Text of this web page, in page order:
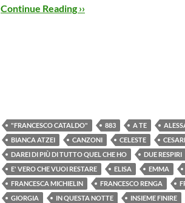
Continue Reading ››
"FRANCESCO CATALDO" 883 A TE
BIANCA ATZEI
CANZONI CELESTE
DAREI DI PIÙ DI TUTTO QUEL CHE HO
DUE RESPIRI
E' VERO CHE VUOI RESTARE
ELISA EMMA
FRANCESCA MICHIELIN
FRANCESCO RENGA
GIORGIA
IN QUESTA NOTTE INSIEME FINIRE